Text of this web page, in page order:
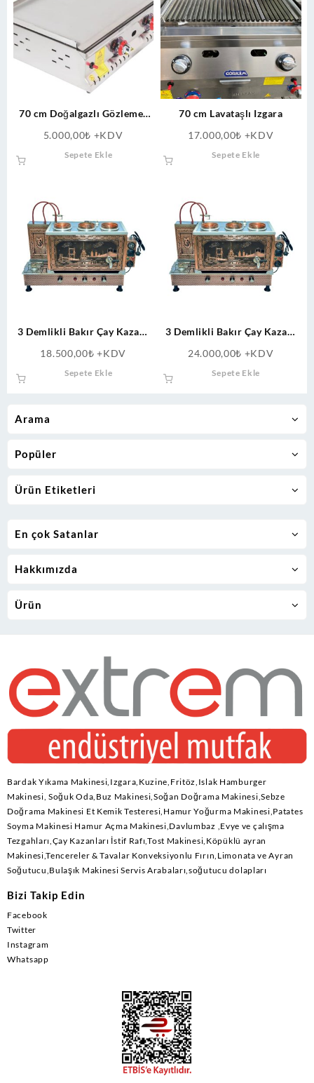
Arama
Popüler
Ürün Etiketleri
70 cm Doğalgazlı Gözleme-
5.000,00₺ +KDV
Sepete Ekle
70 cm Lavataşlı Izgara
17.000,00₺ +KDV
Sepete Ekle
3 Demlikli Bakır Çay Kazanı
Belgeli
18.500,00₺ +KDV
Sepete Ekle
3 Demlikli Bakır Çay Kazanı
Ce Belgeli
24.000,00₺ +KDV
Sepete Ekle
En çok Satanlar
Hakkımızda
Ürün
Bardak Yıkama Makinesi,Izgara,Kuzine,Fritöz,Islak Hamburger
Makinesi, Soğuk Oda,Buz Makinesi,Soğan Doğrama Makinesi,Sebze
Doğrama Makinesi Et Kemik Testeresi,Hamur Yoğurma Makinesi,Patates
Soyma Makinesi Hamur Açma Makinesi,Davlumbaz ,Evye ve çalışma
Tezgahları,Çay Kazanları İstif Rafı,Tost Makinesi,Köpüklü ayran
Makinesi,Tencereler & Tavalar Konveksiyonlu Fırın,Limonata ve Ayran
Soğutucu,Bulaşık Makinesi Servis Arabaları,soğutucu dolapları
Bizi Takip Edin
Facebook
Twitter
Instagram
Whatsapp